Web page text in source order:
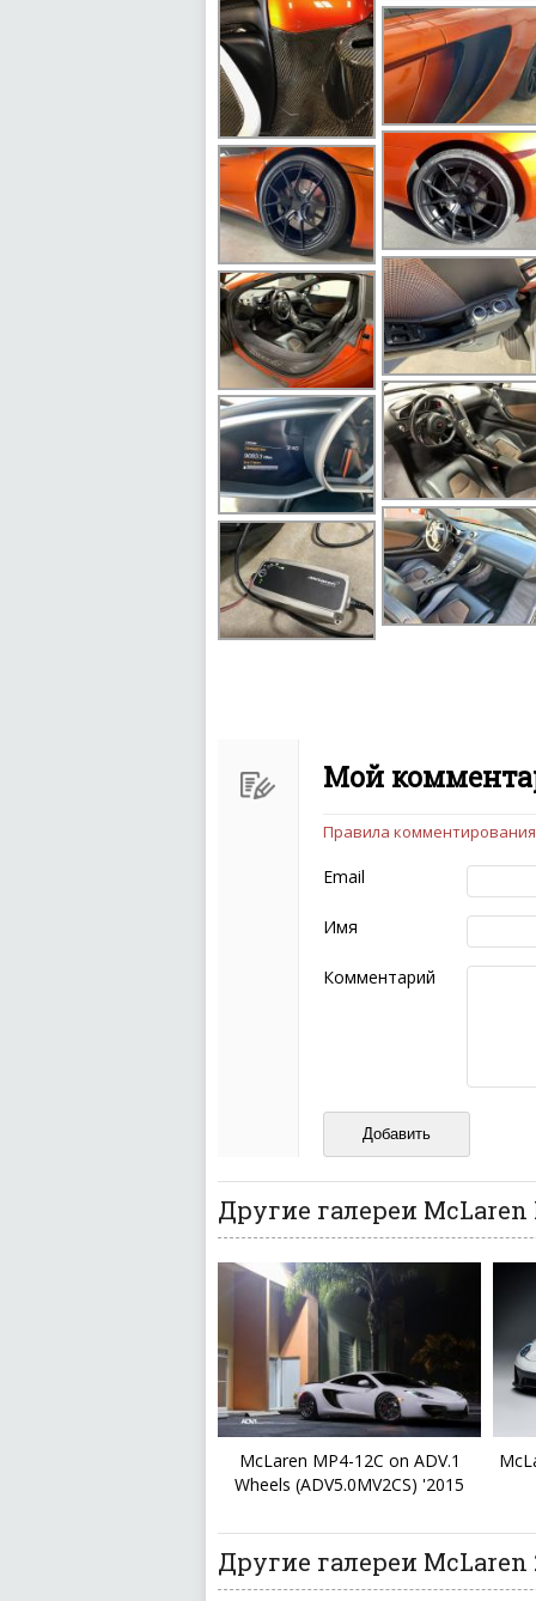
Мой
Чтобы ваш комментарий
следующих правил:
Комментарий не
эмоциональных
Не стоит
Пожалуйста, не
также призывы к
Не размещайте
И запаситесь терпением,
ваш отзыв может
Правила комментирования
Email
Имя
Комментарий
Другие галереи McLaren
McLaren MP4-12C on ADV.1
Wheels (ADV5.0MV2CS) '2015
Другие галереи McLaren